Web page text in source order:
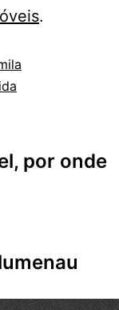
.
por onde